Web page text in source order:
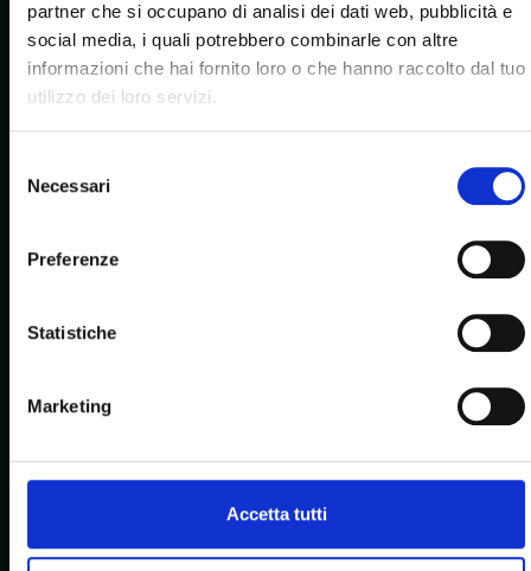
partner che si occupano di analisi dei dati web, pubblicità e
social media, i quali potrebbero combinarle con altre
informazioni che hai fornito loro o che hanno raccolto dal tuo
utilizzo dei loro servizi.
delNecessari
Preferenze
Statistiche
Marketing
Accetta tutti
recensioni
gente felice, papille gustative in festa, e qualche
chiesto noi). leggi cosa pensano di noi i veri
esperti: i nostri clienti!
9,00€ 9,00 €
Occhi di bue al cioccolato Paste di meliga al cacao
menu